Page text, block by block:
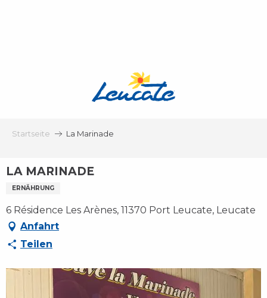
Startseite La Marinade
LA MARINADE
ERNÄHRUNG
6 Résidence Les Arènes, 11370 Port Leucate, Leucate
Anfahrt
Teilen